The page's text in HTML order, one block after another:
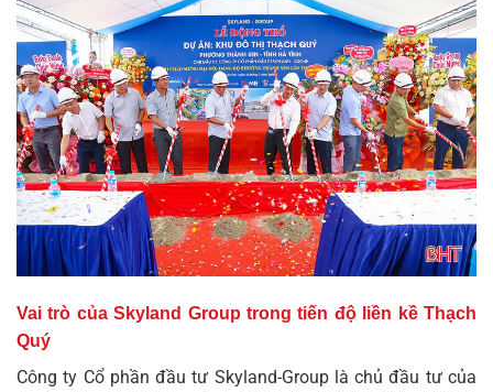
Vai trò của Skyland Group trong tiến độ liền kề Thạch
Quý
Công ty Cổ phần đầu tư Skyland-Group là chủ đầu tư của